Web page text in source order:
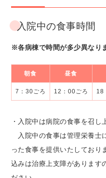
入院中の食事時
※各病棟で時間が多少異なり
朝食 昼食
7：30ごろ 12：00ごろ 18
・入院中は病院の食事を召し
入院中の食事は管理栄養士
った食事を提供いたしており
込みは治療上支障があります